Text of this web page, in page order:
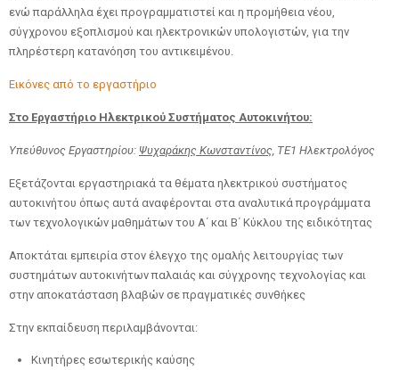
ενώ παράλληλα έχει προγραμματιστεί και η προμήθεια νέου,
σύγχρονου εξοπλισμού και ηλεκτρονικών υπολογιστών, για την
πληρέστερη κατανόηση του αντικειμένου.
Εικόνες από το εργαστήριο
Στο Εργαστήριο Ηλεκτρικού Συστήματος Αυτοκινήτου:
Υπεύθυνος Εργαστηρίου: Ψυχαράκης Κωνσταντίνος, ΤΕ1 Ηλεκτρολόγος
Εξετάζονται εργαστηριακά τα θέματα ηλεκτρικού συστήματος
αυτοκινήτου όπως αυτά αναφέρονται στα αναλυτικά προγράμματα
των τεχνολογικών μαθημάτων του Α΄ και Β΄ Κύκλου της ειδικότητας
Αποκτάται εμπειρία στον έλεγχο της ομαλής λειτουργίας των
συστημάτων αυτοκινήτων παλαιάς και σύγχρονης τεχνολογίας και
στην αποκατάσταση βλαβών σε πραγματικές συνθήκες
Στην εκπαίδευση περιλαμβάνονται:
Κινητήρες εσωτερικής καύσης